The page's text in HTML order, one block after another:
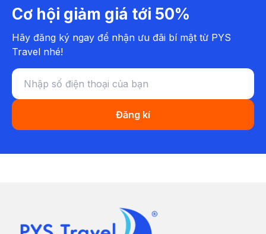
Cơ hội giảm giá tới 50%
Hãy đăng ký ngay để nhận ưu đãi bí mật từ PYS
Travel nhé!
Đăng kí